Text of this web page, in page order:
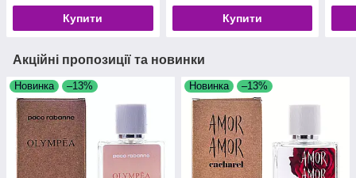
Купити Купити
Акційні пропозиції та новинки
Новинка –13% Новинка –13%